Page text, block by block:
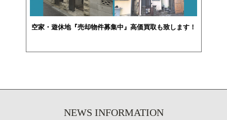
空家・遊休地『売却物件募集中』高価買取も致します！
NEWS INFORMATION